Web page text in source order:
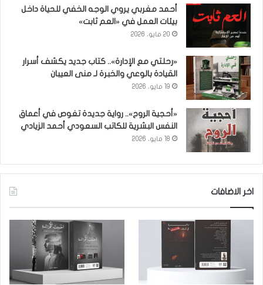
أحمد مغربي يروي الوجه الخفي للحياة داخل
بيئات العمل في «العم ثابت»
20 مايو، 2026
«رحلتي مع الإدارة».. كتاب جديد يكشف أسرار
القيادة بالوعي والخبرة لـ منى العيبان
19 مايو، 2026
«أحجية الروح».. رواية جديدة تغوص في أعماق
النفس البشرية للكاتب السعودي أحمد الزيادي
18 مايو، 2026
اخر الاضافات